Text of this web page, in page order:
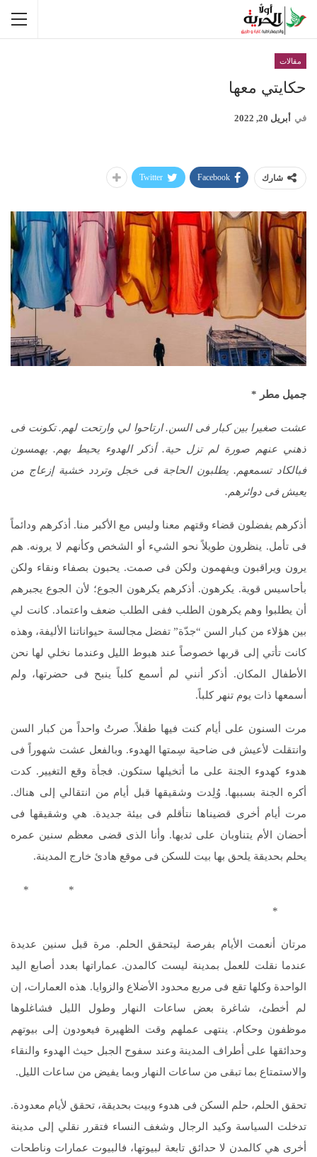
مقالات
حكايتي معها
في أبريل 20, 2022
شارك Facebook
Twitter
جميل مطر *
عشت صغيرا بين كبار فى السن. ارتاحوا لي وارتحت لهم. تكونت فى
ذهني عنهم صورة لم تزل حية. أذكر الهدوء يحيط بهم. يهمسون
فبالكاد تسمعهم. يطلبون الحاجة فى خجل وتردد خشية إزعاج من
يعيش فى دوائرهم.
أذكرهم يفضلون قضاء وقتهم معنا وليس مع الأكبر منا. أذكرهم ودائماً
فى تأمل. ينظرون طويلاً نحو الشيء أو الشخص وكأنهم لا يرونه. هم
يرون ويراقبون ويفهمون ولكن فى صمت. يحبون بصفاء ونقاء ولكن
بأحاسيس قوية. يكرهون. أذكرهم يكرهون الجوع؛ لأن الجوع يجبرهم
أن يطلبوا وهم يكرهون الطلب ففى الطلب ضعف واعتماد. كانت لي
بين هؤلاء من كبار السن “جدّة” تفضل مجالسة حيواناتنا الأليفة، وهذه
كانت تأتي إلى قربها خصوصاً عند هبوط الليل وعندما نخلي لها نحن
الأطفال المكان. أذكر أنني لم أسمع كلباً ينبح فى حضرتها، ولم
أسمعها ذات يوم تنهر كلباً.
مرت السنون على أيام كنت فيها طفلاً. صرتُ واحداً من كبار السن
وانتقلت لأعيش فى ضاحية سِمتها الهدوء. وبالفعل عشت شهوراً فى
هدوء كهدوء الجنة على ما أتخيلها ستكون. فجأة وقع التغيير. كدت
أكره الجنة بسببها. وُلِدت وشقيقها قبل أيام من انتقالي إلى هناك.
مرت أيام أخرى قضيناها نتأقلم فى بيئة جديدة. هي وشقيقها فى
أحضان الأم يتناوبان على ثديها. وأنا الذى قضى معظم سنين عمره
يحلم بحديقة يلحق بها بيت للسكن فى موقع هادئ خارج المدينة.
* *
*
مرتان أنعمت الأيام بفرصة ليتحقق الحلم. مرة قبل سنين عديدة
عندما نقلت للعمل بمدينة ليست كالمدن. عماراتها بعدد أصابع اليد
الواحدة وكلها تقع فى مربع محدود الأضلاع والزوايا. هذه العمارات، إن
لم أخطئ، شاغرة بعض ساعات النهار وطول الليل فشاغلوها
موظفون وحكام. ينتهى عملهم وقت الظهيرة فيعودون إلى بيوتهم
وحدائقها على أطراف المدينة وعند سفوح الجبل حيث الهدوء والنقاء
والاستمتاع بما تبقى من ساعات النهار وبما يفيض من ساعات الليل.
تحقق الحلم، حلم السكن فى هدوء وبيت بحديقة، تحقق لأيام معدودة.
تدخلت السياسة وكيد الرجال وشغف النساء فتقرر نقلي إلى مدينة
أخرى هي كالمدن لا حدائق تابعة لبيوتها، فالبيوت عمارات وناطحات